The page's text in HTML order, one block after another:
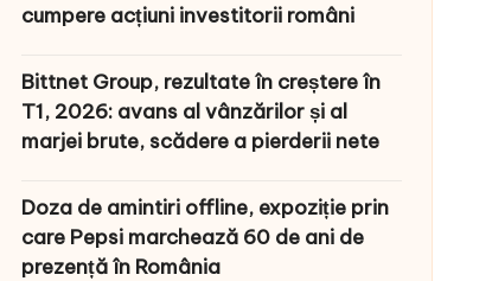
cumpere acțiuni investitorii români
Bittnet Group, rezultate în creștere în
T1, 2026: avans al vânzărilor și al
marjei brute, scădere a pierderii nete
Doza de amintiri offline, expoziție prin
care Pepsi marchează 60 de ani de
prezență în România